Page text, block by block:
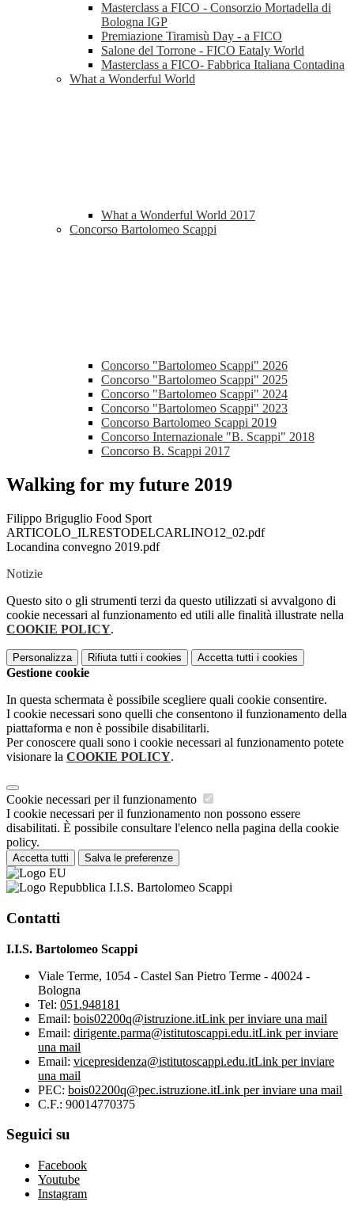
Masterclass a FICO - Consorzio Mortadella di
Bologna IGP
Premiazione Tiramisù Day - a FICO
Salone del Torrone - FICO Eataly World
Masterclass a FICO- Fabbrica Italiana Contadina
What a Wonderful World
What a Wonderful World 2017
Concorso Bartolomeo Scappi
Concorso "Bartolomeo Scappi" 2026
Concorso "Bartolomeo Scappi" 2025
Concorso "Bartolomeo Scappi" 2024
Concorso "Bartolomeo Scappi" 2023
Concorso Bartolomeo Scappi 2019
Concorso Internazionale "B. Scappi" 2018
Concorso B. Scappi 2017
Walking for my future 2019
Filippo Briguglio Food Sport
ARTICOLO_ILRESTODELCARLINO12_02.pdf
Locandina convegno 2019.pdf
Notizie
Questo sito o gli strumenti terzi da questo utilizzati si avvalgono di
cookie necessari al funzionamento ed utili alle finalità illustrate nella
COOKIE POLICY.
Personalizza Rifiuta tutti i cookies Accetta tutti i cookies
Gestione cookie
In questa schermata è possibile scegliere quali cookie consentire.
I cookie necessari sono quelli che consentono il funzionamento della
piattaforma e non è possibile disabilitarli.
Per conoscere quali sono i cookie necessari al funzionamento potete
visionare la COOKIE POLICY.
Cookie necessari per il funzionamento
I cookie necessari per il funzionamento non possono essere
disabilitati. È possibile consultare l'elenco nella pagina della cookie
policy.
Accetta tutti Salva le preferenze
I.I.S. Bartolomeo Scappi
Contatti
I.I.S. Bartolomeo Scappi
Viale Terme, 1054 - Castel San Pietro Terme - 40024 -
Bologna
Tel: 051.948181
Email: bois02200q@istruzione.itLink per inviare una mail
Email: dirigente.parma@istitutoscappi.edu.itLink per inviare
una mail
Email: vicepresidenza@istitutoscappi.edu.itLink per inviare
una mail
PEC: bois02200q@pec.istruzione.itLink per inviare una mail
C.F.: 90014770375
Seguici su
Facebook
Youtube
Instagram